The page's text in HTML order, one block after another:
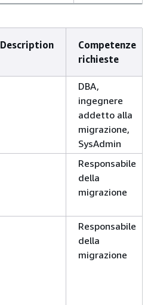
Description
Competenze
richieste
DBA,
ingegnere
addetto alla
migrazione,
SysAdmin
Responsabile
della
migrazione
Responsabile
della
migrazione